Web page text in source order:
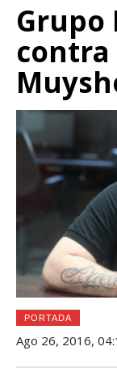
Grupo
PORTADA
Ago 26, 2016,